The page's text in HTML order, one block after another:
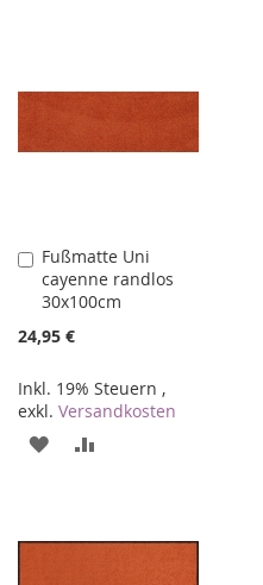
Fußmatte Uni
cayenne randlos
30x100cm
24,95 €
Inkl. 19% Steuern ,
exkl. Versandkosten
In
den
Warenkorb
ZUR